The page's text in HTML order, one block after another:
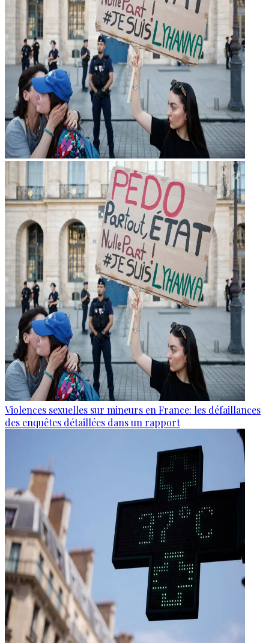
Violences sexuelles sur mineurs en France: les défaillances
des enquêtes détaillées dans un rapport